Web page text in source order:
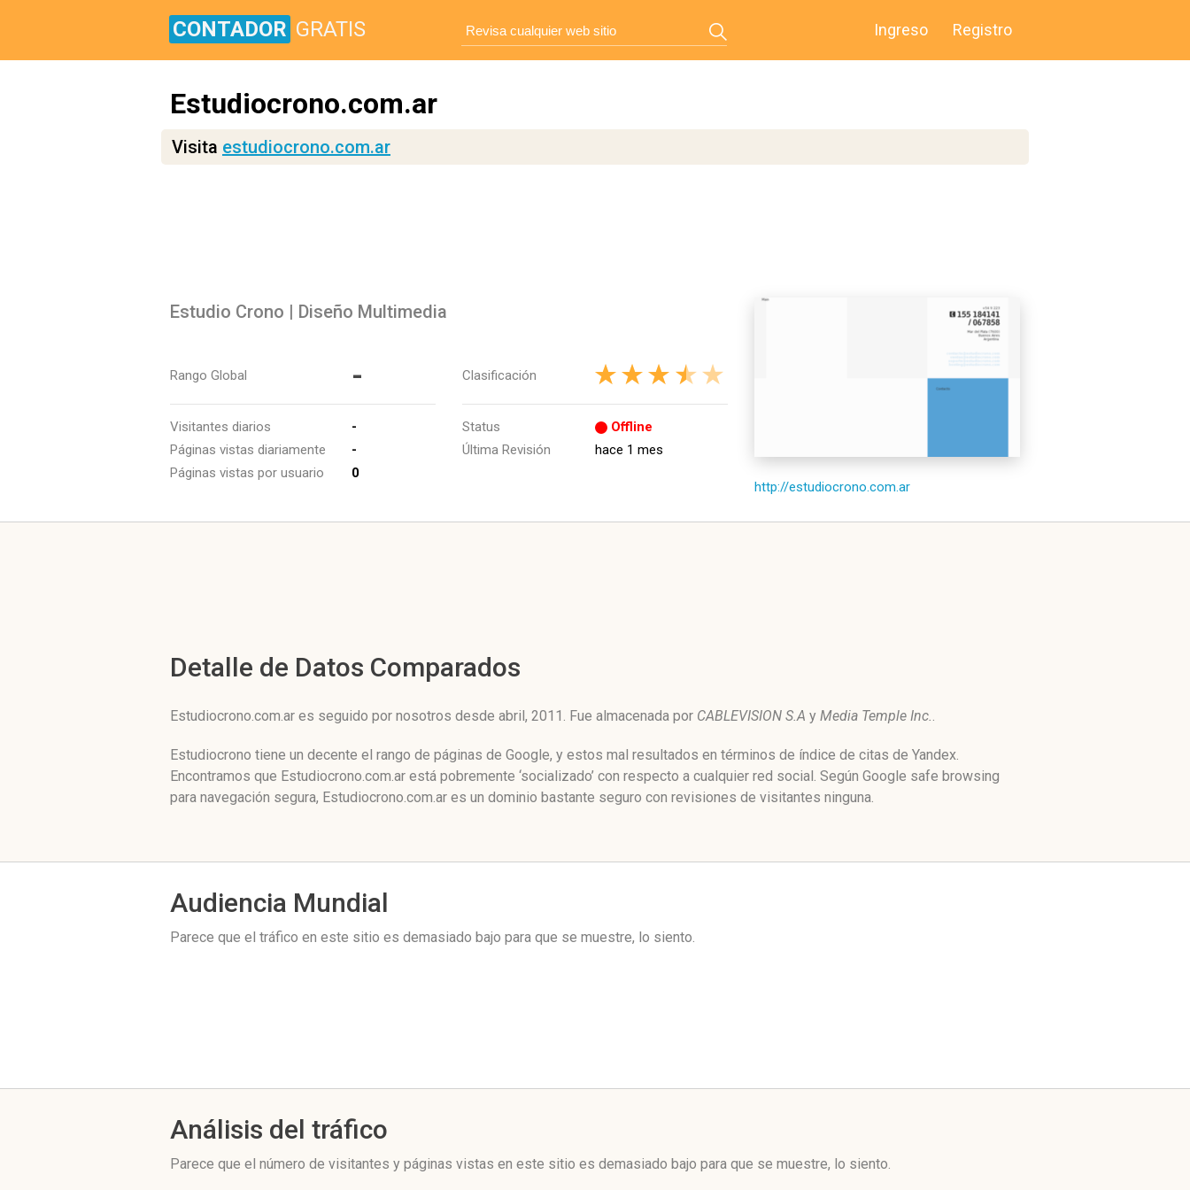
CONTADOR GRATIS Ingreso Registro
Estudiocrono.com.ar
Visita estudiocrono.com.ar
Estudio Crono | Diseño Multimedia
Rango Global -
Visitantes diarios
-
Páginas vistas diariamente
-
Páginas vistas por usuario
0
Clasificación
Status
Offline
Última Revisión
hace 1 mes
http://estudiocrono.com.ar
Detalle de Datos Comparados
Estudiocrono.com.ar es seguido por nosotros desde abril, 2011. Fue almacenada por CABLEVISION S.A y Media Temple Inc..
Estudiocrono tiene un decente el rango de páginas de Google, y estos mal resultados en términos de índice de citas de Yandex.
Encontramos que Estudiocrono.com.ar está pobremente ‘socializado’ con respecto a cualquier red social. Según Google safe browsing
para navegación segura, Estudiocrono.com.ar es un dominio bastante seguro con revisiones de visitantes ninguna.
Audiencia Mundial
Parece que el tráfico en este sitio es demasiado bajo para que se muestre, lo siento.
Análisis del tráfico
Parece que el número de visitantes y páginas vistas en este sitio es demasiado bajo para que se muestre, lo siento.